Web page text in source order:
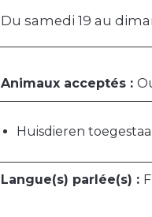
Du samedi 19 au
Animaux acceptés :
Huisdieren
Langue(s) parlée(s) :